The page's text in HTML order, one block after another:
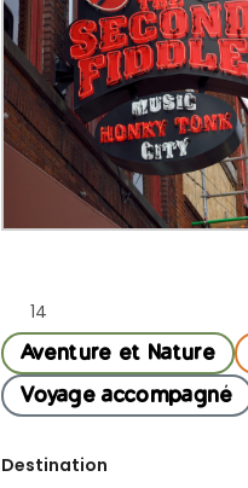
14
Aventure et Nature
Voyage accompagné
Destination